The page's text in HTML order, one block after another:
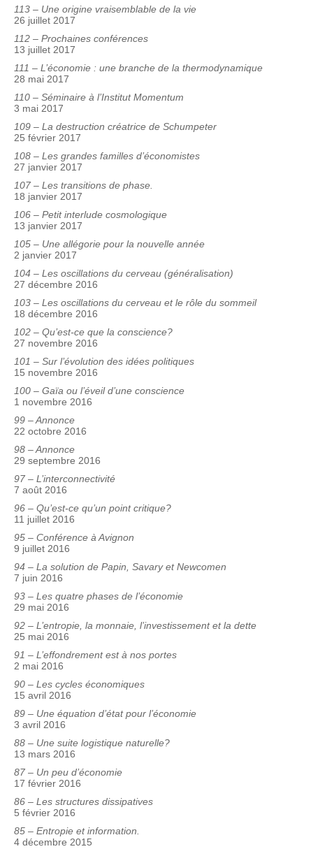
113 – Une origine vraisemblable de la vie
26 juillet 2017
112 – Prochaines conférences
13 juillet 2017
111 – L’économie : une branche de la thermodynamique
28 mai 2017
110 – Séminaire à l’Institut Momentum
3 mai 2017
109 – La destruction créatrice de Schumpeter
25 février 2017
108 – Les grandes familles d’économistes
27 janvier 2017
107 – Les transitions de phase.
18 janvier 2017
106 – Petit interlude cosmologique
13 janvier 2017
105 – Une allégorie pour la nouvelle année
2 janvier 2017
104 – Les oscillations du cerveau (généralisation)
27 décembre 2016
103 – Les oscillations du cerveau et le rôle du sommeil
18 décembre 2016
102 – Qu’est-ce que la conscience?
27 novembre 2016
101 – Sur l’évolution des idées politiques
15 novembre 2016
100 – Gaïa ou l’éveil d’une conscience
1 novembre 2016
99 – Annonce
22 octobre 2016
98 – Annonce
29 septembre 2016
97 – L’interconnectivité
7 août 2016
96 – Qu’est-ce qu’un point critique?
11 juillet 2016
95 – Conférence à Avignon
9 juillet 2016
94 – La solution de Papin, Savary et Newcomen
7 juin 2016
93 – Les quatre phases de l’économie
29 mai 2016
92 – L’entropie, la monnaie, l’investissement et la dette
25 mai 2016
91 – L’effondrement est à nos portes
2 mai 2016
90 – Les cycles économiques
15 avril 2016
89 – Une équation d’état pour l’économie
3 avril 2016
88 – Une suite logistique naturelle?
13 mars 2016
87 – Un peu d’économie
17 février 2016
86 – Les structures dissipatives
5 février 2016
85 – Entropie et information.
4 décembre 2015